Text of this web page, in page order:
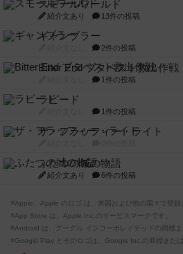
スモールワールド
紹介文あり 13件の投稿
ギャンブラー
2件の投稿
Bitter End ブタペスト救出作戦
1件の投稿
ラピード
1件の投稿
ザ・フラッフィー・ライト
ふたつの城の物語
紹介文あり 6件の投稿
※Apple、Apple のロゴ は、米国および他の国々で登録
※App Store は、Apple Inc.のサービスマークです。
※Android は、グーグル インコーポレイテッドの商標ま
※Google Play とそのロゴは、Google Inc.の商標または